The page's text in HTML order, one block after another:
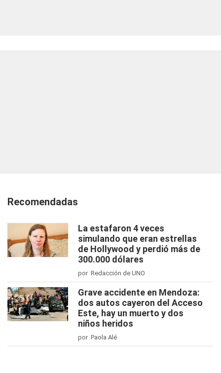
Recomendadas
La estafaron 4 veces
simulando que eran estrellas
de Hollywood y perdió más de
300.000 dólares
por Redacción de UNO
Grave accidente en Mendoza:
dos autos cayeron del Acceso
Este, hay un muerto y dos
niños heridos
por Paola Alé